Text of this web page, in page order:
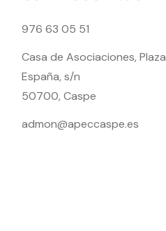
976 63 05 51
Casa de Asociaciones, Plaza
España, s/n
50700, Caspe
admon@apeccaspe.es